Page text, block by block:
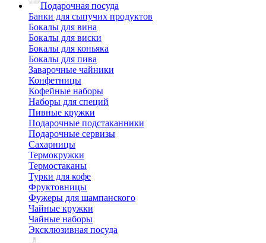
Подарочная посуда
Банки для сыпучих продуктов
Бокалы для вина
Бокалы для виски
Бокалы для коньяка
Бокалы для пива
Заварочные чайники
Конфетницы
Кофейные наборы
Наборы для специй
Пивные кружки
Подарочные подстаканники
Подарочные сервизы
Сахарницы
Термокружки
Термостаканы
Турки для кофе
Фруктовницы
Фужеры для шампанского
Чайные кружки
Чайные наборы
Эксклюзивная посуда